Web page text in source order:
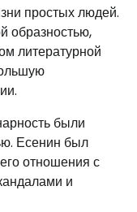
простых людей.
образностью,
литературной
были
Есенин был
отношения с
и